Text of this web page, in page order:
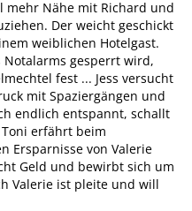
mehr Nähe mit Richard und
Der weicht geschickt
weiblichen Hotelgast.
Notalarms gesperrt wird,
fest ... Jess versucht
mit Spaziergängen und
endlich entspannt, schallt
erfährt beim
Ersparnisse von Valerie
Geld und bewirbt sich um
Valerie ist pleite und will